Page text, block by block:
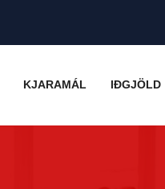
KJARAMÁL IÐGJÖLD